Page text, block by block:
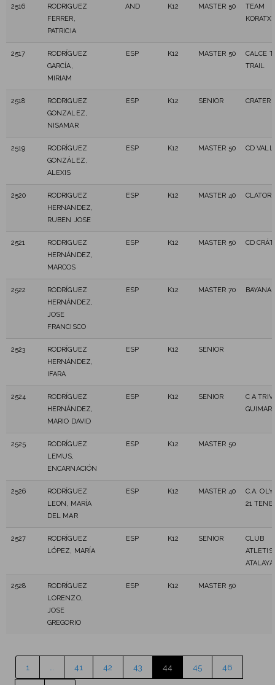
2516
RODRIGUEZ
FERRER,
PATRICIA
AND K12 MASTER 50
TEAM
2517
RODRÍGUEZ
GARCÍA,
MIRIAM
ESP K12 MASTER 50
CALCE
TRAIL
2518
RODRIGUEZ
GONZALEZ,
NISAMAR
ESP K12 SENIOR CRATER
2519
RODRÍGUEZ
GONZÁLEZ,
ALEXIS
ESP K12 MASTER 50 CD
2520
RODRIGUEZ
HERNANDEZ,
RUBEN JOSE
ESP K12 MASTER 40 CLATOR
2521
RODRIGUEZ
HERNÁNDEZ,
MARCOS
ESP K12 MASTER 50 CD
2522
RODRÍGUEZ
HERNÁNDEZ,
JOSE
FRANCISCO
ESP K12 MASTER 70 BAYANA
2523
RODRÍGUEZ
HERNÁNDEZ,
IFARA
ESP K12 SENIOR
2524
RODRÍGUEZ
HERNÁNDEZ,
MARIO DAVID
ESP K12 SENIOR
C A
GUIMAR
2525
RODRÍGUEZ
LEMUS,
ENCARNACIÓN
ESP K12 MASTER 50
2526
RODRÍGUEZ
LEON, MARÍA
DEL MAR
ESP K12 MASTER 40
C.A.
21
2527
RODRÍGUEZ
LÓPEZ, MARÍA
ESP K12 SENIOR
CLUB
2528
RODRÍGUEZ
LORENZO,
JOSE
GREGORIO
ESP K12 MASTER 50
1 41 42 43 44 45 46